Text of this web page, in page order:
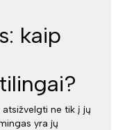
kaip
ne tik į jų
yra jų